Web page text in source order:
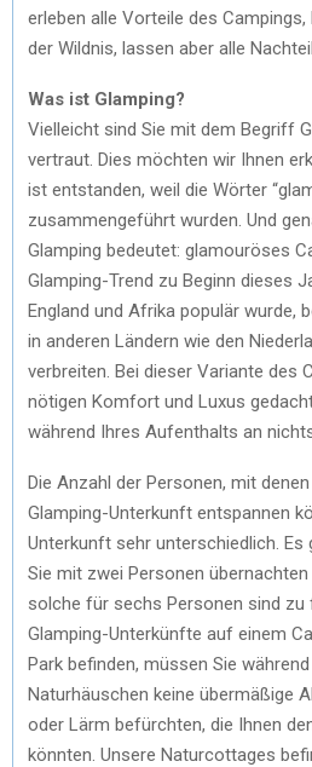
erleben alle Vorteile des
der Wildnis, lassen aber alle
Was ist Glamping?
Vielleicht sind Sie mit dem Begriff
vertraut. Dies möchten wir Ihnen
ist entstanden, weil die Wörter
zusammengeführt wurden. Und
Glamping bedeutet: glamouröses
Glamping-Trend zu Beginn dieses
England und Afrika populär wurde,
in anderen Ländern wie den
verbreiten. Bei dieser Variante des
nötigen Komfort und Luxus
während Ihres Aufenthalts an
Die Anzahl der Personen, mit
Glamping-Unterkunft entspannen
Unterkunft sehr unterschiedlich. Es
Sie mit zwei Personen
solche für sechs Personen sind zu
Glamping-Unterkünfte auf einem
Park befinden, müssen Sie
Naturhäuschen keine übermäßige
oder Lärm befürchten, die Ihnen
könnten. Unsere Naturcottages